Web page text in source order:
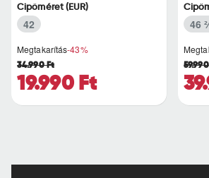
pillanataiban is azonnal r..
Megtakarítás-43%
19.990 Ft
34.990 Ft
Cipőméret (EUR)
42 46